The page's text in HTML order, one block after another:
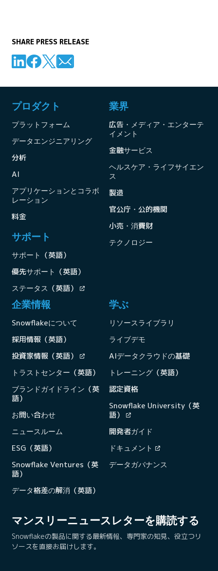
SHARE PRESS RELEASE
マンスリーニュースレターを購読する
Snowflakeの製品に関する最新情報、専門家の知見、役立つリ
ソースを直接お届けします。
プロダクト
プラットフォーム
データエンジニアリング
分析
AI
アプリケーションとコラボ
レーション
料金
サポート
サポート（英語）
優先サポート（英語）
ステータス（英語）
業界
広告・メディア・エンターテ
イメント
金融サービス
ヘルスケア・ライフサイエン
ス
製造
官公庁・公的機関
小売・消費財
テクノロジー
企業情報
Snowflakeについて
採用情報（英語）
投資家情報（英語）
トラストセンター（英語）
ブランドガイドライン（英
語）
お問い合わせ
ニュースルーム
ESG（英語）
Snowflake Ventures（英
語）
データ格差の解消（英語）
学ぶ
リソースライブラリ
ライブデモ
AIデータクラウドの基礎
トレーニング（英語）
認定資格
Snowflake University（英
語）
開発者ガイド
ドキュメント
データガバナンス